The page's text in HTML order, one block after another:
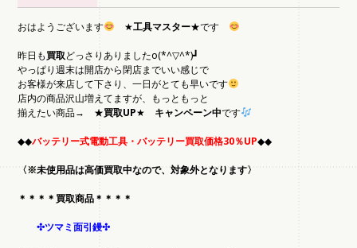
おはようございます ★工具マスター★です
昨日も買取どっさりありましたo(*^▽^*)┛
やっぱり週末は開店から閉店までいい感じで
お客様が来店して下さり、一日がとても早いです
店内の商品沢山増えてますが、もっともっと
揃えたい商品→ ★買取UP★ キャンペーン中です
◆◆バッテリー式電動工具・バッテリー買取価格30％UP◆◆
〈※未使用品は高価買取中なので、対象外となります〉
＊＊＊＊買取商品＊＊＊＊
✣ツマミ面引鏝✣